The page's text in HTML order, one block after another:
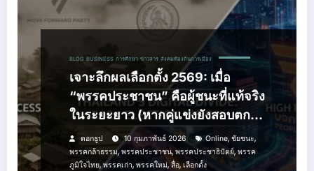
BLOG BUSINESS การศึกษา ข่าวสาร สังคมท้องถิ่นการเมือง
เจาะลึกผลเลือกตั้ง 2569: เมื่อ
“พรรคประชาชน” คือผู้ชนะที่แท้จริง
ในระยะยาว (หากคู่แข่งยังสอบตก
วิชาดิจิทัล)
ดอกธูป 10 กุมภาพันธ์ 2026 Online, ชัยชนะ,
พรรคกล้าธรรม,พรรคประชาชน, พรรคประชาธิปัตย์, พรรค
ภูมิใจไทย,พรรคเก่า, พรรคใหม่, สื่อ,เลือกตั้ง